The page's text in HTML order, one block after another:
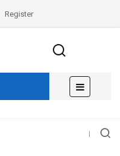
Register
der
☰